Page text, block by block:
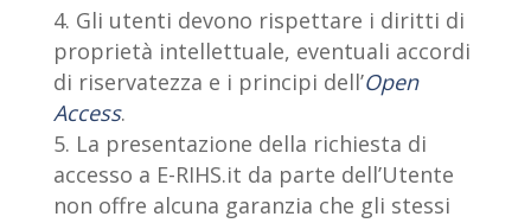
Gli utenti devono rispettare i diritti di
proprietà intellettuale, eventuali accordi
di riservatezza e i principi dell’Open
Access.
La presentazione della richiesta di
accesso a E-RIHS.it da parte dell’Utente
non offre alcuna garanzia che gli stessi